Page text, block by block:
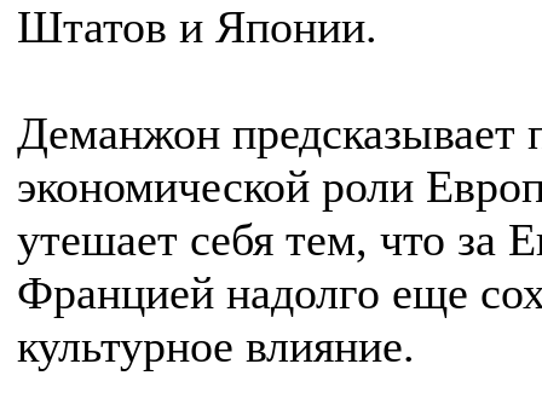
Штатов и Японии.
Деманжон
экономической роли
утешает себя тем, что за
Францией надолго еще
культурное влияние.